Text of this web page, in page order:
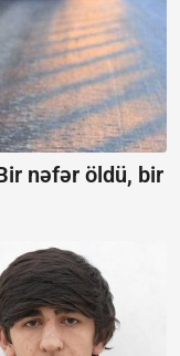
nəfər öldü, bir